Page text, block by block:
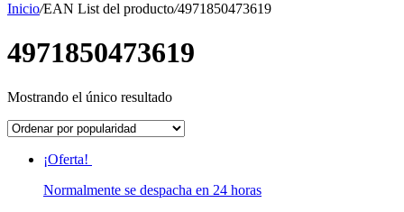
Inicio/EAN List del producto/4971850473619
4971850473619
Mostrando el único resultado
¡Oferta!
Normalmente se despacha en 24 horas